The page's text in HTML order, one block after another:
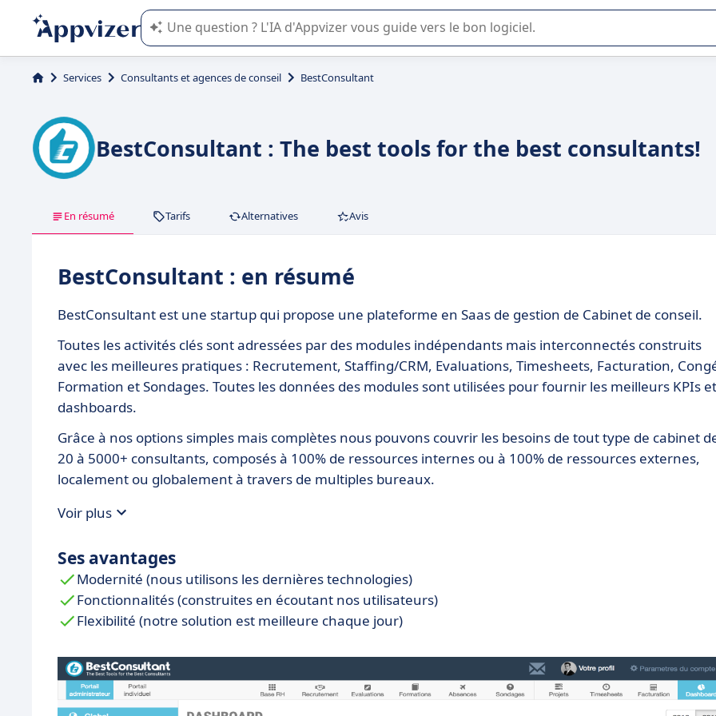
L'IA de Appvizer vous guide dans l'utilisation ou la sélection de logiciel SaaS en entreprise.
Services Consultants et agences de conseil BestConsultant
BestConsultant : The best tools for the best consultants!
En résumé Tarifs Alternatives Avis
BestConsultant : en résumé
BestConsultant est une startup qui propose une plateforme en Saas de gestion de Cabinet de conseil.
Toutes les activités clés sont adressées par des modules indépendants mais interconnectés construits
avec les meilleures pratiques : Recrutement, Staffing/CRM, Evaluations, Timesheets, Facturation,
Formation et Sondages. Toutes les données des modules sont utilisées pour fournir les meilleurs KPIs et
dashboards.
Grâce à nos options simples mais complètes nous pouvons couvrir les besoins de tout type de cabinet
20 à 5000+ consultants, composés à 100% de ressources internes ou à 100% de ressources externes,
localement ou globalement à travers de multiples bureaux.
Voir plus
Ses avantages
Modernité (nous utilisons les dernières technologies)
Fonctionnalités (construites en écoutant nos utilisateurs)
Flexibilité (notre solution est meilleure chaque jour)